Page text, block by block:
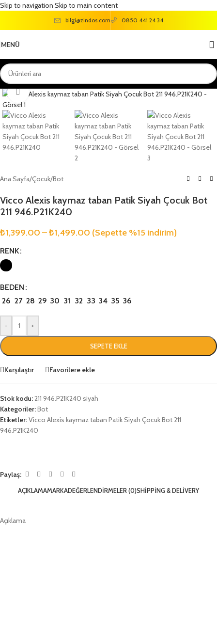
Skip to navigation Skip to main content
bilgi@zindos.com 0850 441 24 34
MENÜ
Büyütmek için tıklayın
Ana Sayfa/Çocuk/Bot
Vicco Alexis kaymaz taban Patik Siyah Çocuk Bot
211 946.P21K240
₺1,399.00 –₺1,499.00 (Sepette %15 indirim)
RENK
BEDEN
26 27 28 29 30 31 32 33 34 35 36
- +
SEPETE EKLE
Karşılaştır Favorilere ekle
Stok kodu:211 946.P21K240 siyah
Kategoriler:Bot
Etiketler:Vicco Alexis kaymaz taban Patik Siyah Çocuk Bot 211
946.P21K240
Paylaş:
AÇIKLAMAMARKADEĞERLENDIRMELER (0)SHIPPING & DELIVERY
Açıklama